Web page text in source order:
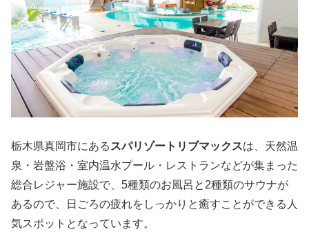
栃木県真岡市にある スパリゾートリブマックスは、天然温
泉・岩盤浴・室内温水プール・レストランなどが集まった
総合レジャー施設で、5種類のお風呂と2種類のサウナが
あるので、日ごろの疲れをしっかりと癒すことができる人
気スポットとなっています。